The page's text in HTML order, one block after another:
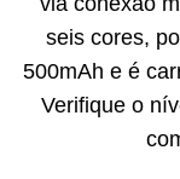
seis cores,
500mAh e é
Verifique o